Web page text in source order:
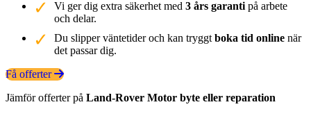
Vi ger dig extra säkerhet med 3 års garanti på arbete
och delar.
Du slipper väntetider och kan tryggt boka tid online när
det passar dig.
Få offerter
Jämför offerter på Land-Rover Motor byte eller reparation